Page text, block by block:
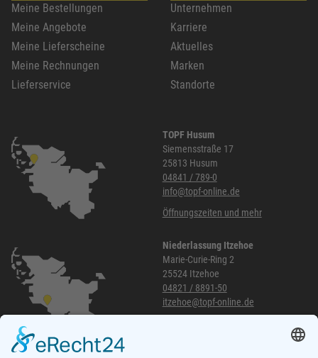
Meine Bestellungen
Meine Angebote
Meine Lieferscheine
Meine Rechnungen
Lieferservice
Unternehmen
Karriere
Aktuelles
Marken
Standorte
TOPF Husum
Siemensstraße 17
25813 Husum
04841 / 789-0
info@topf-online.de
Öffnungszeiten und mehr
Niederlassung Itzehoe
Marie-Curie-Ring 2
25524 Itzehoe
04821 / 8891-50
itzehoe@topf-online.de